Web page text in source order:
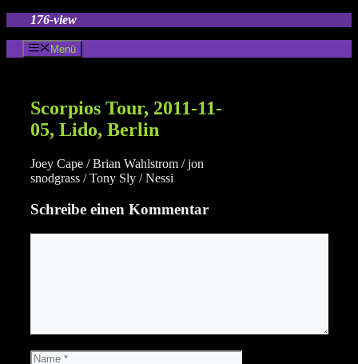
springen
176-view
Menü
Scorpios Tour, 2011-11-
05, Lido, Berlin
Joey Cape / Brian Wahlstrom / jon
snodgrass / Tony Sly / Nessi
Schreibe einen Kommentar
Name